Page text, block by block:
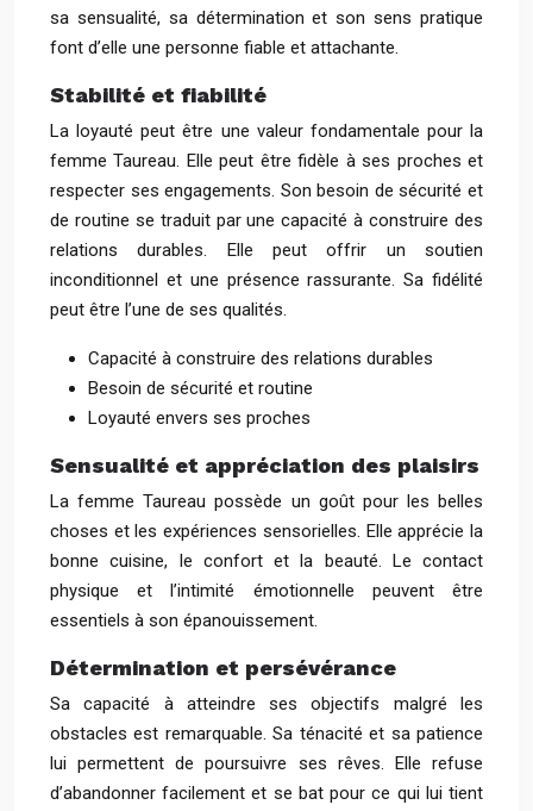
sa sensualité, sa détermination et son sens pratique
font d’elle une personne fiable et attachante.
Stabilité et fiabilité
La loyauté peut être une valeur fondamentale pour la
femme Taureau. Elle peut être fidèle à ses proches et
respecter ses engagements. Son besoin de sécurité et
de routine se traduit par une capacité à construire des
relations durables. Elle peut offrir un soutien
inconditionnel et une présence rassurante. Sa fidélité
peut être l’une de ses qualités.
Capacité à construire des relations durables
Besoin de sécurité et routine
Loyauté envers ses proches
Sensualité et appréciation des plaisirs
La femme Taureau possède un goût pour les belles
choses et les expériences sensorielles. Elle apprécie la
bonne cuisine, le confort et la beauté. Le contact
physique et l’intimité émotionnelle peuvent être
essentiels à son épanouissement.
Détermination et persévérance
Sa capacité à atteindre ses objectifs malgré les
obstacles est remarquable. Sa ténacité et sa patience
lui permettent de poursuivre ses rêves. Elle refuse
d’abandonner facilement et se bat pour ce qui lui tient